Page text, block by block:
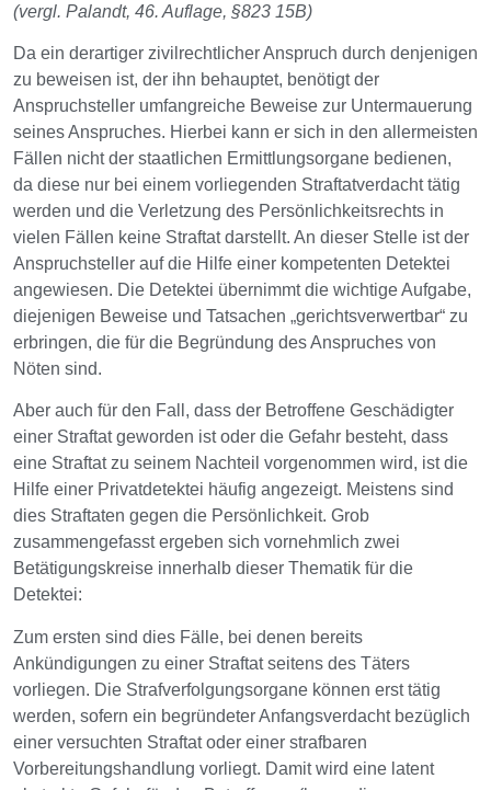
(vergl. Palandt, 46. Auflage, §823 15B)
Da ein derartiger zivilrechtlicher Anspruch durch denjenigen
zu beweisen ist, der ihn behauptet, benötigt der
Anspruchsteller umfangreiche Beweise zur Untermauerung
seines Anspruches. Hierbei kann er sich in den allermeisten
Fällen nicht der staatlichen Ermittlungsorgane bedienen,
da diese nur bei einem vorliegenden Straftatverdacht tätig
werden und die Verletzung des Persönlichkeitsrechts in
vielen Fällen keine Straftat darstellt. An dieser Stelle ist der
Anspruchsteller auf die Hilfe einer kompetenten Detektei
angewiesen. Die Detektei übernimmt die wichtige Aufgabe,
diejenigen Beweise und Tatsachen „gerichtsverwertbar“ zu
erbringen, die für die Begründung des Anspruches von
Nöten sind.
Aber auch für den Fall, dass der Betroffene Geschädigter
einer Straftat geworden ist oder die Gefahr besteht, dass
eine Straftat zu seinem Nachteil vorgenommen wird, ist die
Hilfe einer Privatdetektei häufig angezeigt. Meistens sind
dies Straftaten gegen die Persönlichkeit. Grob
zusammengefasst ergeben sich vornehmlich zwei
Betätigungskreise innerhalb dieser Thematik für die
Detektei:
Zum ersten sind dies Fälle, bei denen bereits
Ankündigungen zu einer Straftat seitens des Täters
vorliegen. Die Strafverfolgungsorgane können erst tätig
werden, sofern ein begründeter Anfangsverdacht bezüglich
einer versuchten Straftat oder einer strafbaren
Vorbereitungshandlung vorliegt. Damit wird eine latent